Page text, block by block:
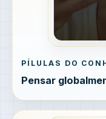
PÍLULAS DO
Pensar